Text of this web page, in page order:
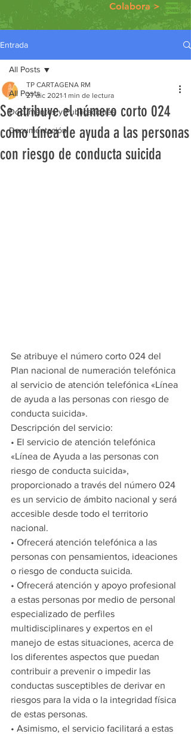
Colabora >
Entrada
All Posts
Documentos y Publicaciones
Documentación
All Posts
Se atribuye el número corto 024
como Línea de ayuda a las personas
con riesgo de conducta suicida
TP CARTAGENA RM
27 dic 2021 1 min de lectura
Se atribuye el número corto 024 del
Plan nacional de numeración telefónica
al servicio de atención telefónica «Línea
de ayuda a las personas con riesgo de
conducta suicida».
Descripción del servicio:
• El servicio de atención telefónica
«Línea de Ayuda a las personas con
riesgo de conducta suicida»,
proporcionado a través del número 024
es un servicio de ámbito nacional y será
accesible desde todo el territorio
nacional.
• Ofrecerá atención telefónica a las
personas con pensamientos, ideaciones
o riesgo de conducta suicida.
• Ofrecerá atención y apoyo profesional
a estas personas por medio de personal
especializado de perfiles
multidisciplinares y expertos en el
manejo de estas situaciones, acerca de
los diferentes aspectos que puedan
contribuir a prevenir o impedir las
conductas susceptibles de derivar en
riesgos para la vida o la integridad física
de estas personas.
• Asimismo, el servicio facilitará a estas